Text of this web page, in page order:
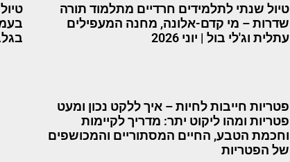
טיול שנתי לתלמידים חרדיים מתלמוד תורה
שדרות – מי קדם-אלונה, מחנה המעפילים
עתלית וג'לי בול | יוני 2026
פטריות חייבות לחיות – איך ללקט נכון ומעט
פטריות ומהו ליקוט יתר: מדריך לקיימות
וחכמת הטבע, החיים המסתוריים והמכושפים
של הפטריות